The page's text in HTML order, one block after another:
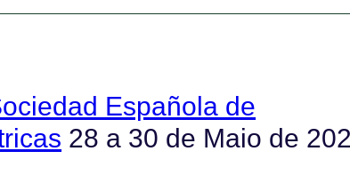
Española de
28 a 30 de Maio de